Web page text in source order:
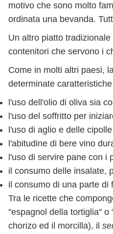
motivo che sono molto
ordinata una bevanda.
Un altro piatto
contenitori che servono i
Come in molti altri paesi,
determinate
l'uso dell'olio di oliva sia
l'uso del soffritto per
l'uso di aglio e delle
l'abitudine di bere vino
l'uso di servire pane con i
il consumo delle insalate,
il consumo di una parte di
Tra le ricette che
"espagnol della tortiglia" o
chorizo ed il morcilla), il